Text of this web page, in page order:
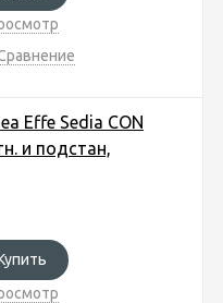
Effe Sedia CON
и подстан,